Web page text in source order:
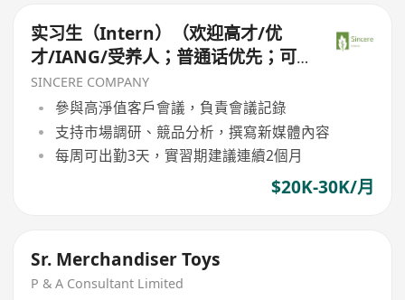
实习生（Intern）（欢迎高才/优
才/IANG/受养人；普通话优先；可
转正/续签）
SINCERE COMPANY
參與高淨值客戶會議，負責會議記錄
支持市場調研、競品分析，撰寫新媒體內容
每周可出勤3天，實習期建議連續2個月
$20K-30K/月
Sr. Merchandiser Toys
P & A Consultant Limited